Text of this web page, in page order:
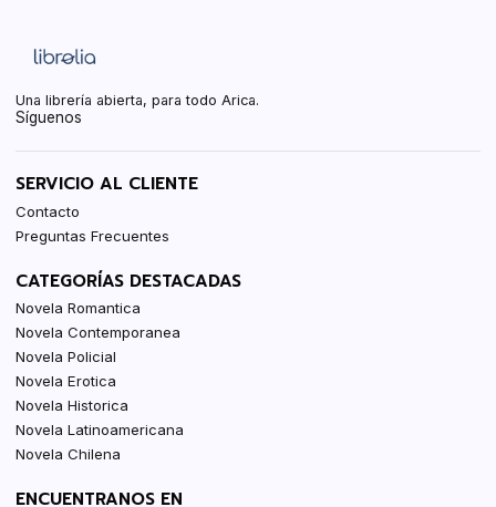
Una librería abierta, para todo Arica.
Síguenos
SERVICIO AL CLIENTE
Contacto
Preguntas Frecuentes
CATEGORÍAS DESTACADAS
Novela Romantica
Novela Contemporanea
Novela Policial
Novela Erotica
Novela Historica
Novela Latinoamericana
Novela Chilena
ENCUENTRANOS EN